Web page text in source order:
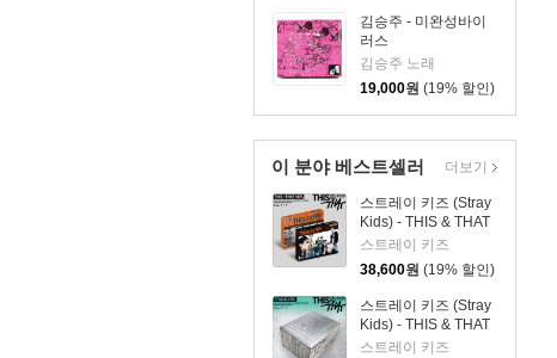
김승주 - 미완성바이
러스
김승주 노래
19,000원 (19% 할인)
이 분야 베스트셀러
스트레이 키즈 (Stray
Kids) - THIS & THAT
[2종 SET]
스트레이 키즈
38,600원 (19% 할인)
스트레이 키즈 (Stray
Kids) - THIS & THAT
[TRUCK VER.]
스트레이 키즈
더보기